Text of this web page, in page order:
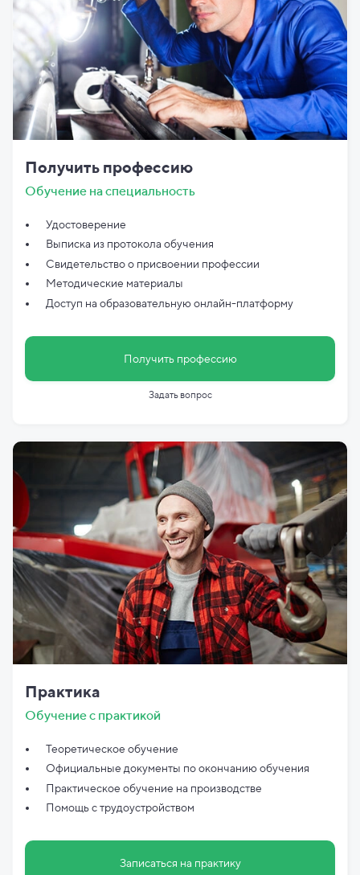
Получить профессию
Обучение на специальность
Удостоверение
Выписка из протокола обучения
Свидетельство о присвоении профессии
Методические материалы
Доступ на образовательную онлайн-платформу
Получить профессию
Задать вопрос
Практика
Обучение с практикой
Теоретическое обучение
Официальные документы поокончанию обучения
Практическое обучение на производстве
Помощь с трудоустройством
Записаться на практику